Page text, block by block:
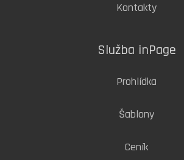
Kontakty
Služba inPage
Prohlídka
Šablony
Ceník